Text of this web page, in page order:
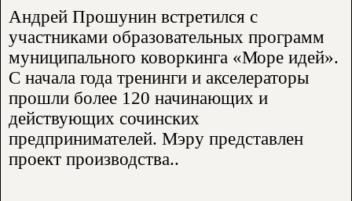
Андрей Прошунин встретился с
участниками образовательных программ
муниципального коворкинга «Море идей».
С начала года тренинги и акселераторы
прошли более 120 начинающих и
действующих сочинских
предпринимателей. Мэру представлен
проект производства..